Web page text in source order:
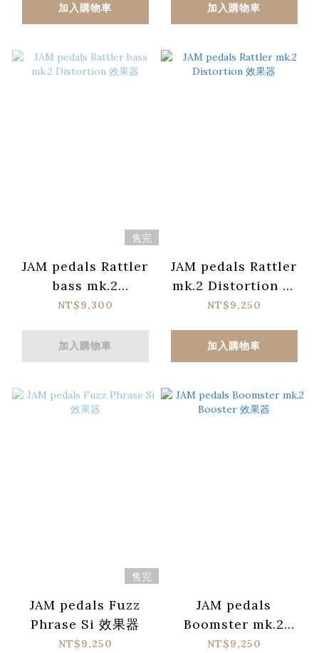
加入購物車
加入購物車
售完
JAM pedals Rattler
bass mk.2
Distortion 效果器
NT$9,300
加入購物車
JAM pedals Rattler
mk.2 Distortion 效
果器
NT$9,250
加入購物車
售完
JAM pedals Fuzz
Phrase Si 效果器
NT$9,250
JAM pedals
Boomster mk.2
Booster 效果器
NT$9,250